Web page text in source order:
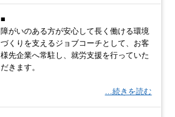
■
障がいのある方が安心して長く働ける環境
づくりを支えるジョブコーチとして、お客
様先企業へ常駐し、就労支援を行っていた
だきます。
…続きを読む